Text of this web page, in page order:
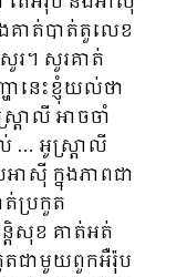
គាត់បាត់តួលេខ
រ។ សួរគាត់
នេះខ្ញុំយល់ថា
រាលី អាចចាំ
… ​អូស្ត្រាលី
ាស៊ី ក្នុងភាពជា
ប្រកួត
តិសុខ គាត់អត់
តជាមួយពួកអឺរ៉ុប